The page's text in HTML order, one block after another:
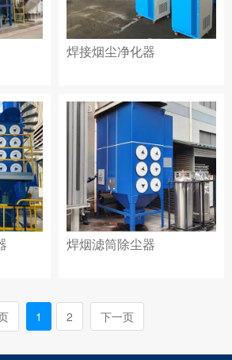
焊接烟尘净化器
焊烟滤筒除尘器
1 2 下一页